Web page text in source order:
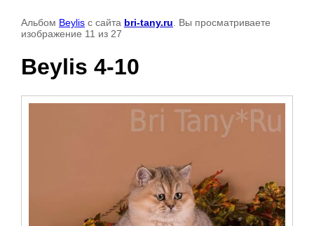
Альбом Beylis с сайта bri-tany.ru . Вы просматриваете
изображение 11 из 27
Beylis 4-10